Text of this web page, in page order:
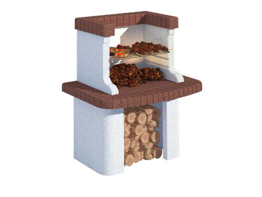
Rasensodenschneider
Rasentraktoren Aufsitzmäher
Rasentrimmer - Kantenschneider
Rasentrimmer - Motorsensen - Freischneider
Rührtöpfe mit Elektrischem Rührwerk
Rupfmaschinen
Sämaschinen und Düngerstreuer
Greenworks